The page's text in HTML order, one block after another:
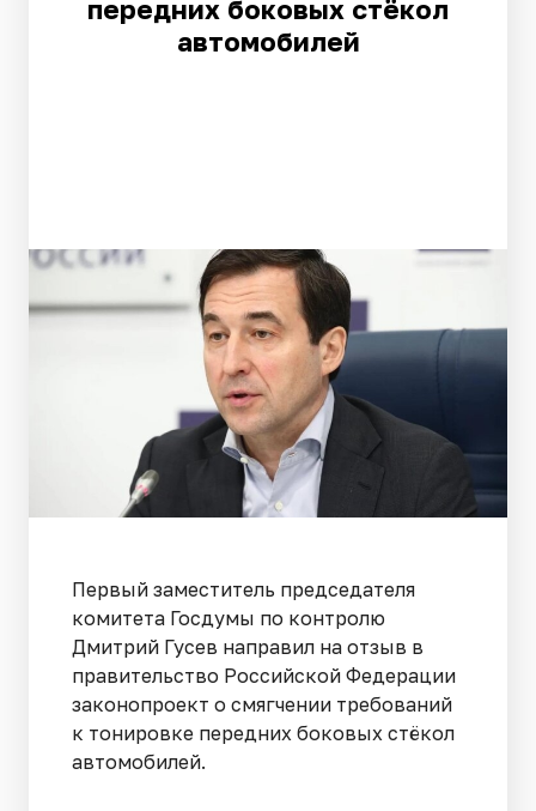
передних боковых стёкол
автомобилей
Первый заместитель председателя
комитета Госдумы по контролю
Дмитрий Гусев направил на отзыв в
правительство Российской Федерации
законопроект о смягчении требований
к тонировке передних боковых стёкол
автомобилей.